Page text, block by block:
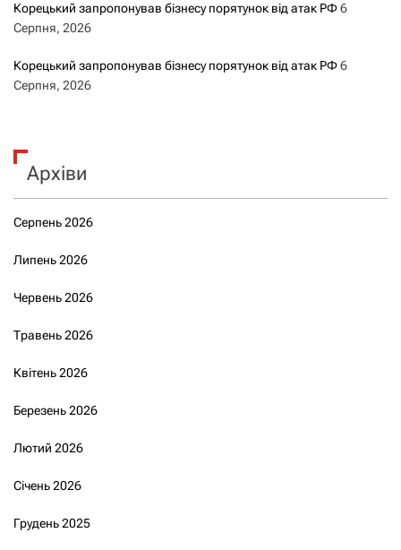
Корецький запропонував бізнесу порятунок від атак РФ6
Серпня, 2026
Корецький запропонував бізнесу порятунок від атак РФ6
Серпня, 2026
Архіви
Серпень 2026
Липень 2026
Червень 2026
Травень 2026
Квітень 2026
Березень 2026
Лютий 2026
Січень 2026
Грудень 2025